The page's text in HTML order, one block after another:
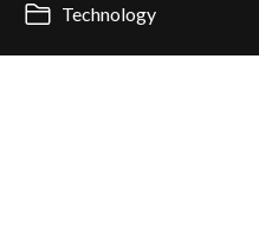
Technology